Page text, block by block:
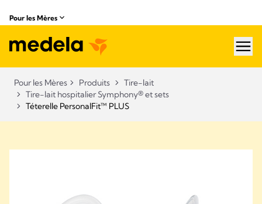
Pour les Mères
Pour les Mères Produits
Tire-lait
Tire-lait hospitalier Symphony® et sets​
Téterelle PersonalFit™ PLUS